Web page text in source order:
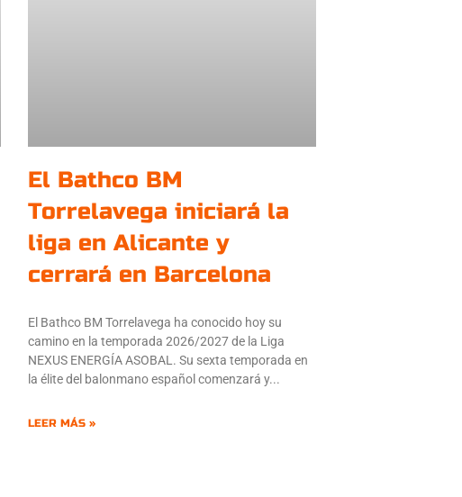
El Bathco BM
Torrelavega iniciará la
liga en Alicante y
cerrará en Barcelona
El Bathco BM Torrelavega ha conocido hoy su
camino en la temporada 2026/2027 de la Liga
NEXUS ENERGÍA ASOBAL. Su sexta temporada en
la élite del balonmano español comenzará y
LEER MÁS »